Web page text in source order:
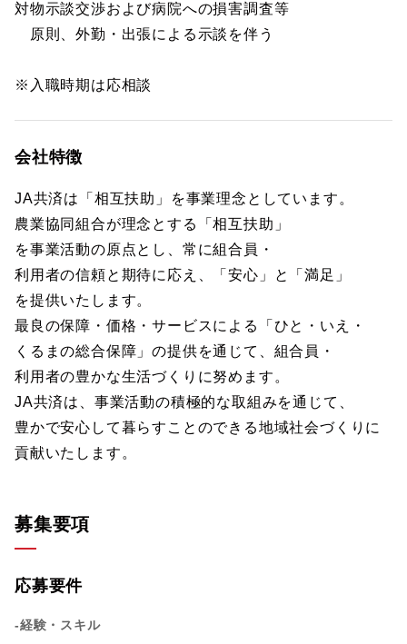
対物示談交渉および病院への損害調査等
原則、外勤・出張による示談を伴う
※入職時期は応相談
会社特徴
JA共済は「相互扶助」を事業理念としています。
農業協同組合が理念とする「相互扶助」
を事業活動の原点とし、常に組合員・
利用者の信頼と期待に応え、「安心」と「満足」
を提供いたします。
最良の保障・価格・サービスによる「ひと・いえ・
くるまの総合保障」の提供を通じて、組合員・
利用者の豊かな生活づくりに努めます。
JA共済は、事業活動の積極的な取組みを通じて、
豊かで安心して暮らすことのできる地域社会づくりに
貢献いたします。
募集要項
応募要件
-経験・スキル